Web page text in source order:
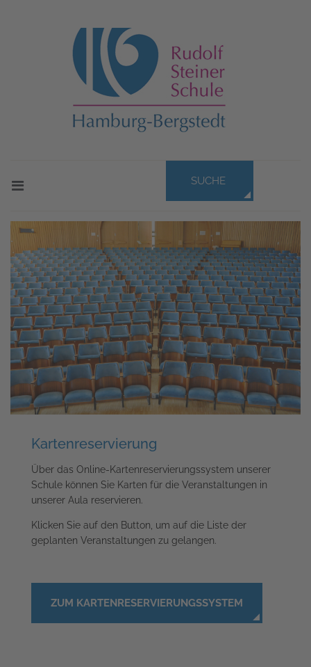
SUCHE
Kartenreservierung
Über das Online-Kartenreservierungssystem unserer
Schule können Sie Karten für die Veranstaltungen in
unserer Aula reservieren.
Klicken Sie auf den Button, um auf die Liste der
geplanten Veranstaltungen zu gelangen.
ZUM KARTENRESERVIERUNGSSYSTEM